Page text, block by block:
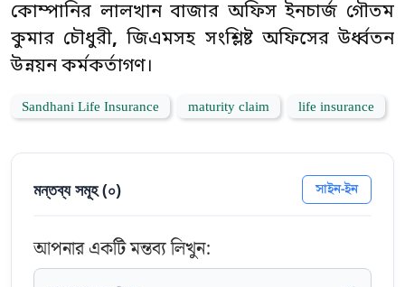
কোম্পানির লালখান বাজার অফিস ইনচার্জ গৌতম
কুমার চৌধুরী,জিএমসহ সংশ্লিষ্ট অফিসের উর্ধ্বতন
উন্নয়ন কর্মকর্তাগণ।
Sandhani Life Insurance maturity claim life insurance
মন্তব্য সমূহ (০) সাইন-ইন
আপনার একটি মন্তব্য লিখুন: